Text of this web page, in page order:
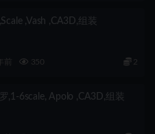
,Vash ,CA3D,组装
前 350 2
,1-6scale, Apolo ,CA3D,组装